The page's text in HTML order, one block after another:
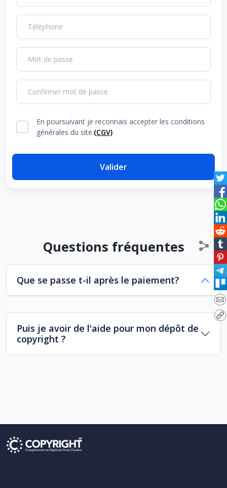
Téléphone
Mot de passe
Confirmer mot de passe
En poursuivant je reconnais accepter les conditions
générales du site.(CGV)
Valider
Questions fréquentes
Que se passe t-il après le paiement?
Puis je avoir de l'aide pour mon dépôt de
copyright ?